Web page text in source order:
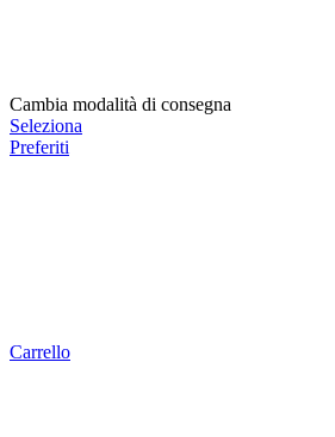
Cambia modalità di consegna
Seleziona
Preferiti
Carrello